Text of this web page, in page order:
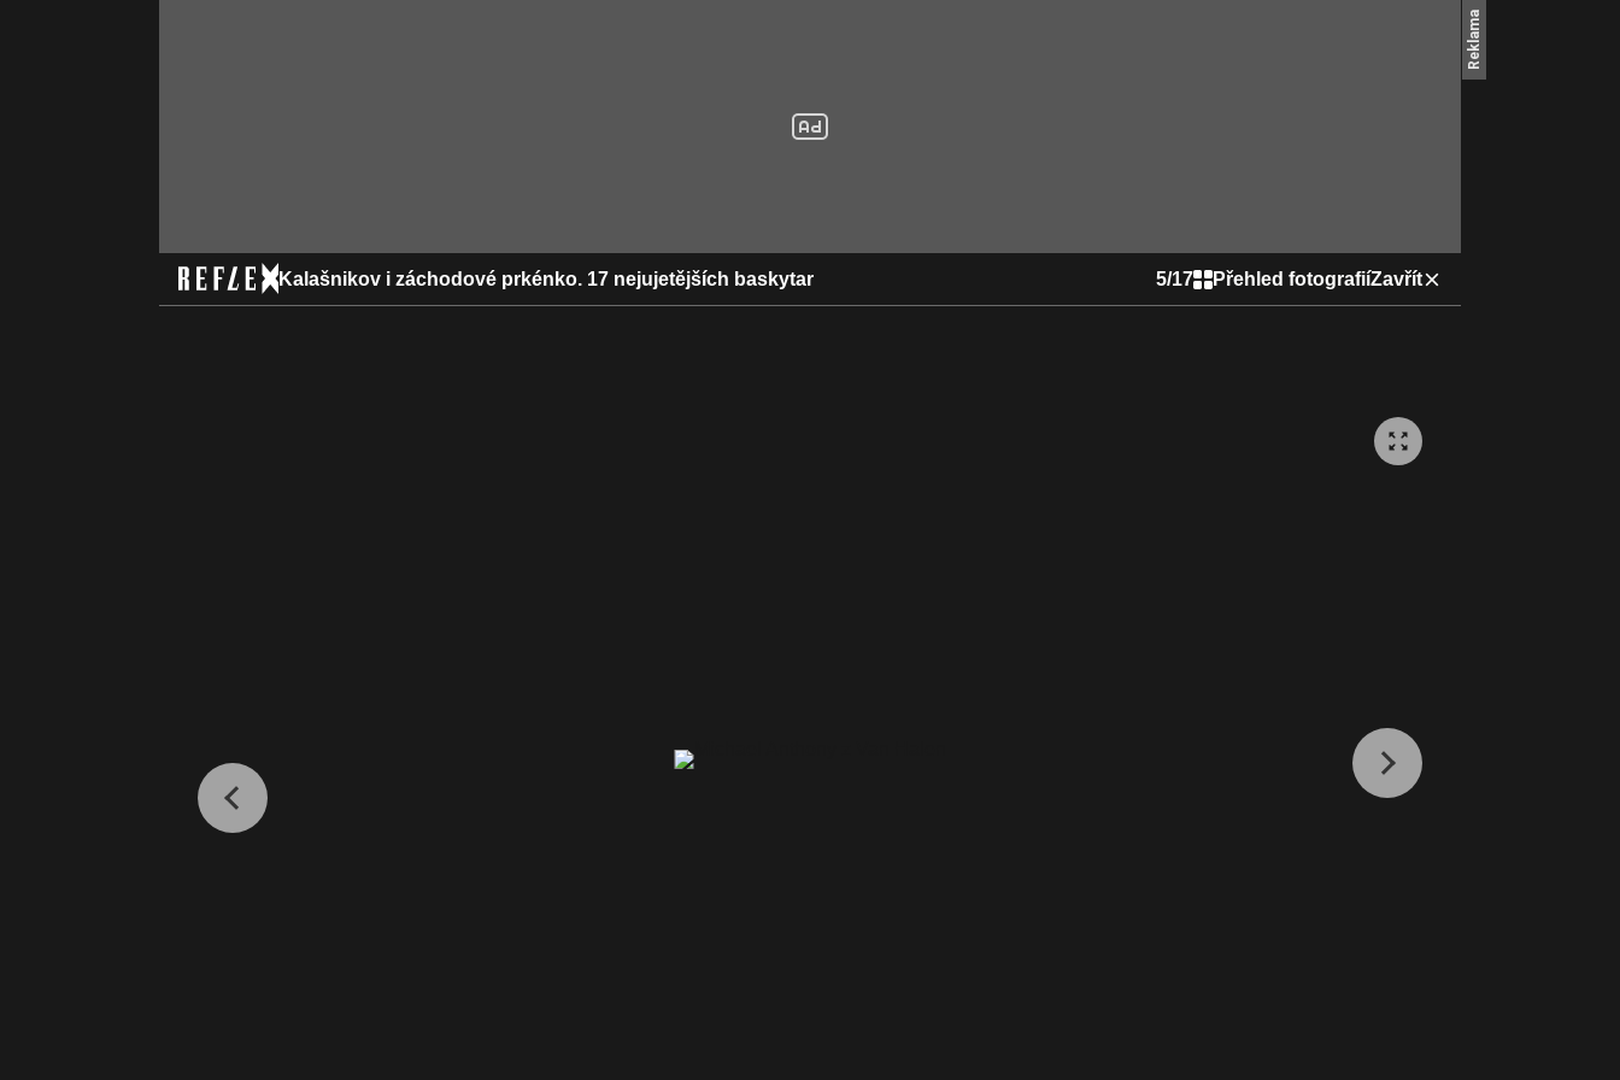
Kalašnikov i záchodové prkénko. 17 nejujetějších baskytar 5/17 Přehled fotografiíZavřít